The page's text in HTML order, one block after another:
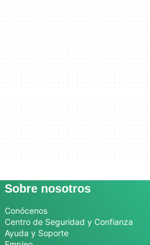
Sobre nosotros
Conócenos
Centro de Seguridad y Confianza
Ayuda y Soporte